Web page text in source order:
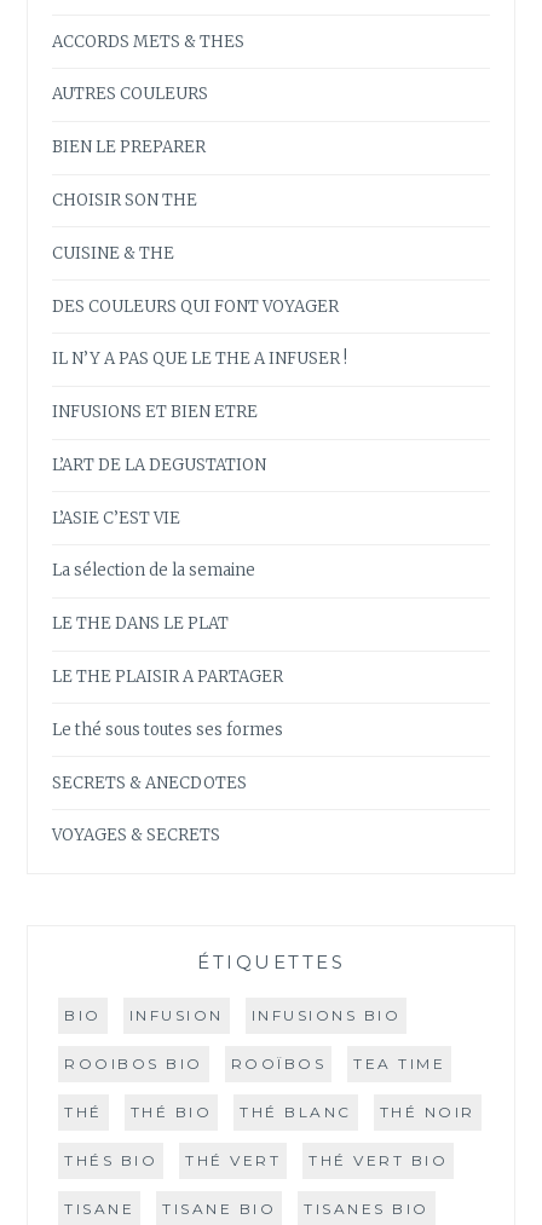
ACCORDS METS & THES
AUTRES COULEURS
BIEN LE PREPARER
CHOISIR SON THE
CUISINE & THE
DES COULEURS QUI FONT VOYAGER
IL N’Y A PAS QUE LE THE A INFUSER !
INFUSIONS ET BIEN ETRE
L’ART DE LA DEGUSTATION
L’ASIE C’EST VIE
La sélection de la semaine
LE THE DANS LE PLAT
LE THE PLAISIR A PARTAGER
Le thé sous toutes ses formes
SECRETS & ANECDOTES
VOYAGES & SECRETS
ÉTIQUETTES
BIO INFUSION INFUSIONS BIO
ROOIBOS BIO ROOÏBOS TEA TIME
THÉ THÉ BIO THÉ BLANC THÉ NOIR
THÉS BIO THÉ VERT THÉ VERT BIO
TISANE TISANE BIO TISANES BIO